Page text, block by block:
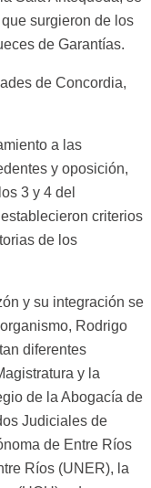
surgieron de los
de Garantías.
de Concordia,
a las
y oposición,
3 y 4 del
criterios
de los
y su integración se
Rodrigo
diferentes
y la
de la Abogacía de
Judiciales de
de Entre Ríos
Ríos (UNER), la